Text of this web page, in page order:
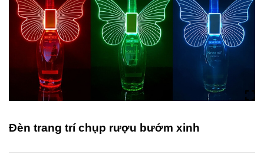
Đèn trang trí chụp rượu bướm xinh